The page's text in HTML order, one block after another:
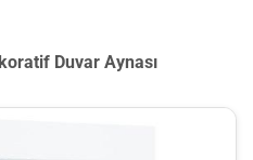
Duvar Aynası